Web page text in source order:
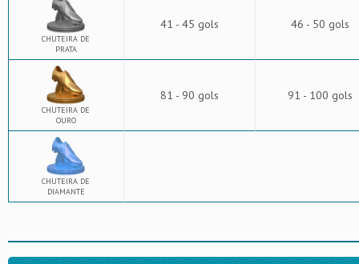
CHUTEIRA DE
PRATA
41 - 45 gols 46 - 50 gols
CHUTEIRA DE
OURO
81 - 90 gols 91 - 100 gols
CHUTEIRA DE
DIAMANTE